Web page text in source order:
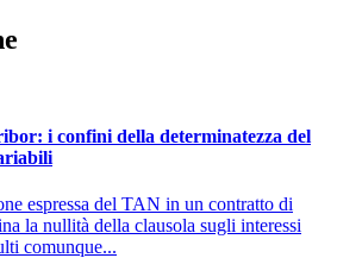
i confini della determinatezza del
espressa del TAN in un contratto di
la nullità della clausola sugli interessi
comunque...